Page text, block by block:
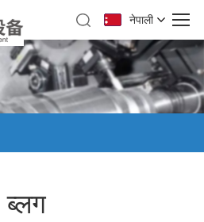
नेपाली
ब्लग